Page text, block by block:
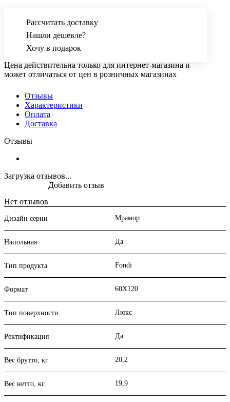
Рассчитать доставку
Нашли дешевле?
Хочу в подарок
Цена действительна только для интернет-магазина и
может отличаться от цен в розничных магазинах
Отзывы
Характеристики
Оплата
Доставка
Отзывы
Загрузка отзывов...
Нет отзывов
Добавить отзыв
Дизайн серии Мрамор
Напольная Да
Тип продукта Fondi
Формат 60X120
Тип поверхности Люкс
Ректификация Да
Вес брутто, кг 20,2
Вес нетто, кг 19,9